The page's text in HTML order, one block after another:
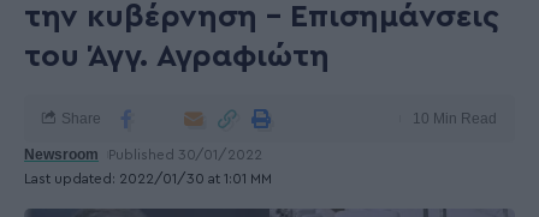
την κυβέρνηση – Επισημάνσεις
του Άγγ. Αγραφιώτη
Last updated: 2022/01/30 at 1:01 ΜΜ
Newsroom Published 30/01/2022
Share 10 Min Read